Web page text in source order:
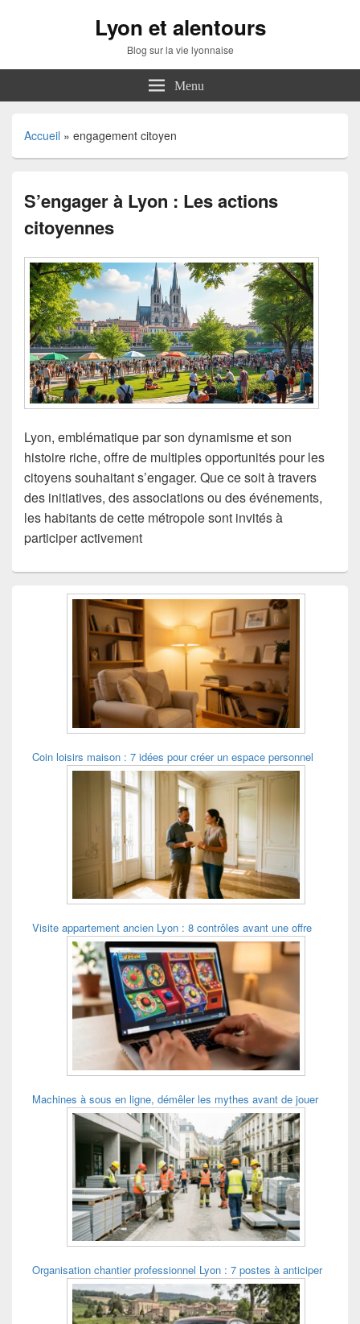
Lyon et alentours
Blog sur la vie lyonnaise
Menu
Accueil » engagement citoyen
S’engager à Lyon : Les actions
citoyennes
Lyon, emblématique par son dynamisme et son
histoire riche, offre de multiples opportunités pour les
citoyens souhaitant s’engager. Que ce soit à travers
des initiatives, des associations ou des événements,
les habitants de cette métropole sont invités à
participer activement
Coin loisirs maison : 7 idées pour créer un espace personnel
Visite appartement ancien Lyon : 8 contrôles avant une offre
Machines à sous en ligne, démêler les mythes avant de jouer
Organisation chantier professionnel Lyon : 7 postes à anticiper